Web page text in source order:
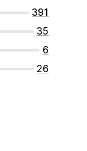
391
35
6
26